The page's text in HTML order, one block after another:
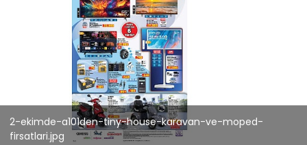
2-ekimde-a101den-tiny-house-karavan-ve-moped-
firsatlari.jpg